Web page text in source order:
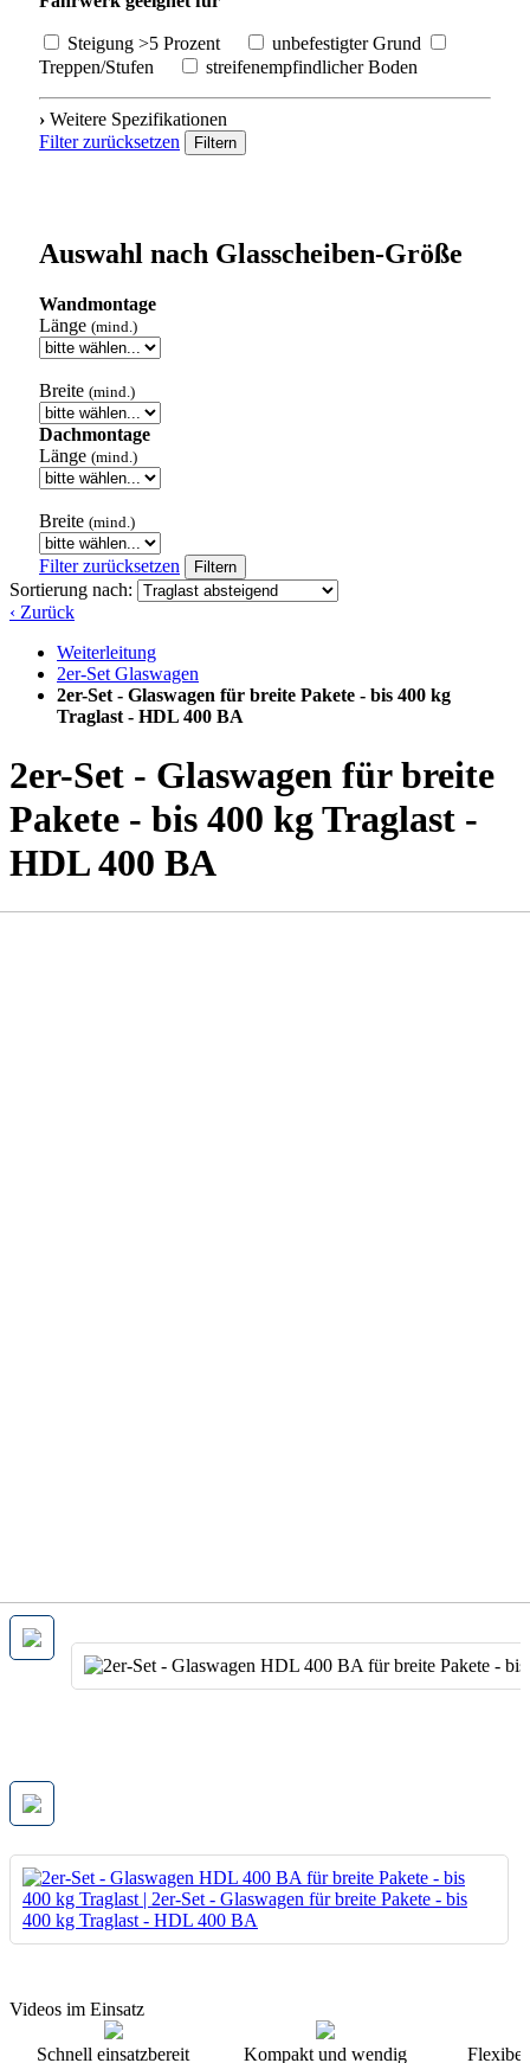
Steigung >5 Prozent
unbefestigter Grund
Treppen/Stufen
streifenempfindlicher Boden
› Weitere Spezifikationen
Filter zurücksetzen
Filtern
Auswahl nach Glasscheiben-Größe
Wandmontage
Länge (mind.)
Breite (mind.)
Dachmontage
Länge (mind.)
Breite (mind.)
Filter zurücksetzen Filtern
Sortierung nach:
‹ Zurück
Weiterleitung
2er-Set Glaswagen
2er-Set - Glaswagen für breite Pakete - bis 400 kg
Traglast - HDL 400 BA
2er-Set - Glaswagen für breite
Pakete - bis 400 kg Traglast -
HDL 400 BA
Videos im Einsatz
Schnell einsatzbereit Kompakt und wendig Flexibel